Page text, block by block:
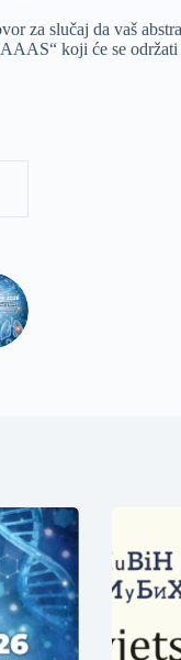
za slučaj da vaš
koji će se